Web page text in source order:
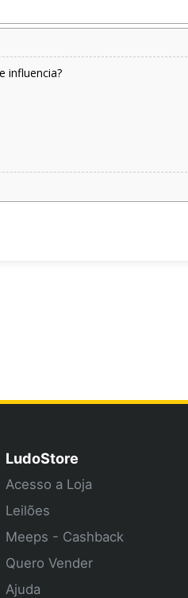
influencia?
LudoStore
Acesso a Loja
Leilões
Meeps - Cashback
Quero Vender
Ajuda